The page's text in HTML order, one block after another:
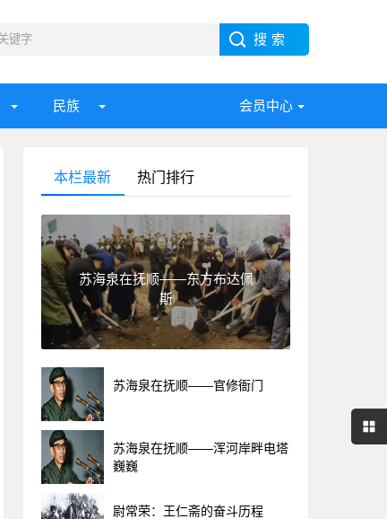
民族 会员中心
本栏最新 热门排行
苏海泉在抚顺——东方布达佩
斯
苏海泉在抚顺——官修衙门
苏海泉在抚顺——浑河岸畔电塔
巍巍
尉常荣：王仁斋的奋斗历程